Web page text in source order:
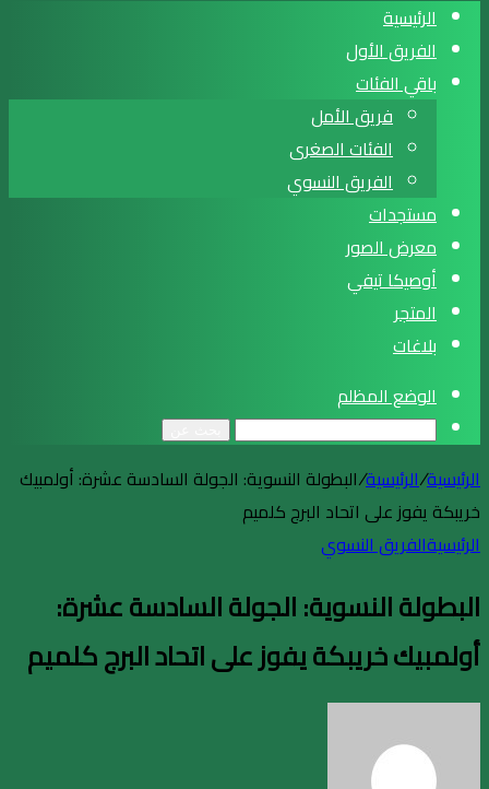
الرئيسية
الفريق الأول
باقي الفئات
فريق الأمل
الفئات الصغرى
الفريق النسوي
مستجدات
معرض الصور
أوصيكا تيفي
المتجر
بلاغات
الوضع المظلم
الرئيسية/الرئيسية/البطولة النسوية: الجولة السادسة عشرة: أولمبيك
خريبكة يفوز على اتحاد البرج كلميم
الرئيسيةالفريق النسوي
البطولة النسوية: الجولة السادسة عشرة:
أولمبيك خريبكة يفوز على اتحاد البرج كلميم